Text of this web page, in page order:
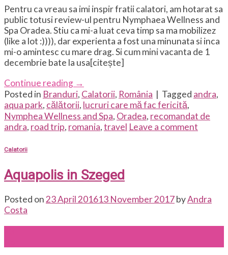
Pentru ca vreau sa imi inspir fratii calatori, am hotarat sa
public totusi review-ul pentru Nymphaea Wellness and
Spa Oradea. Stiu ca mi-a luat ceva timp sa ma mobilizez
(like a lot :)))), dar experienta a fost una minunata si inca
mi-o amintesc cu mare drag. Si cum mini vacanta de 1
decembrie bate la usa[citește]
Continue reading →
Posted in Branduri, Calatorii, România | Tagged andra,
aqua park, călătorii, lucruri care mă fac fericită,
Nymphea Wellness and Spa, Oradea, recomandat de
andra, road trip, romania,travel Leave a comment
Calatorii
Aquapolis in Szeged
Posted on23 April 201613 November 2017byAndra
Costa